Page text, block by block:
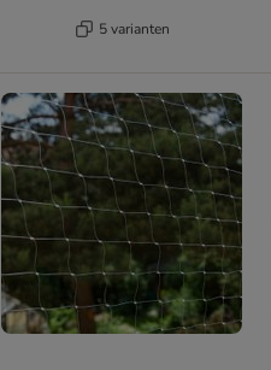
5 varianten